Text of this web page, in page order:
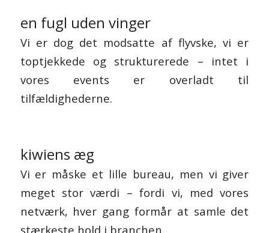
en fugl uden vinger
Vi er dog det modsatte af flyvske, vi er
toptjekkede og strukturerede – intet i
vores events er overladt til
tilfældighederne.
kiwiens æg
Vi er måske et lille bureau, men vi giver
meget stor værdi – fordi vi, med vores
netværk, hver gang formår at samle det
stærkeste hold i branchen.